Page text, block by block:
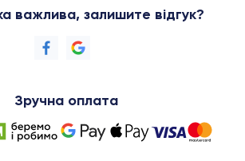
важлива, залишите відгук?
Зручна оплата